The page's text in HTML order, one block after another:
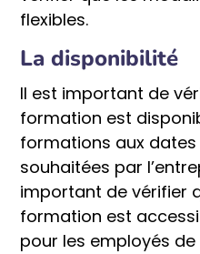
flexibles.
La disponibilité
Il est important de
formation est
formations aux dates
souhaitées par
important de vérifier
formation est
pour les employés de